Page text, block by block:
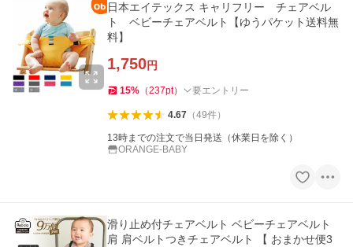
日本エイテックス キャリフリー チェアベル
ト ベビーチェアベルト【ゆうパケット送料無
料】
1,750円
15% （237pt） 要エントリー
4.67（49件）
13時までの注文で当日発送（休業日を除く）
ORANGE-BABY
滑り止め付チェアベルト ベビーチェアベルト
肩 肩ベルトつきチェアベルト 【 おまかせ便3